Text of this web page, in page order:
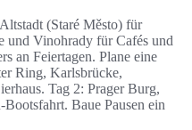
(Staré Město) für
und Vinohrady für Cafés und
an Feiertagen. Plane eine
Ring, Karlsbrücke,
Tag 2: Prager Burg,
Baue Pausen ein